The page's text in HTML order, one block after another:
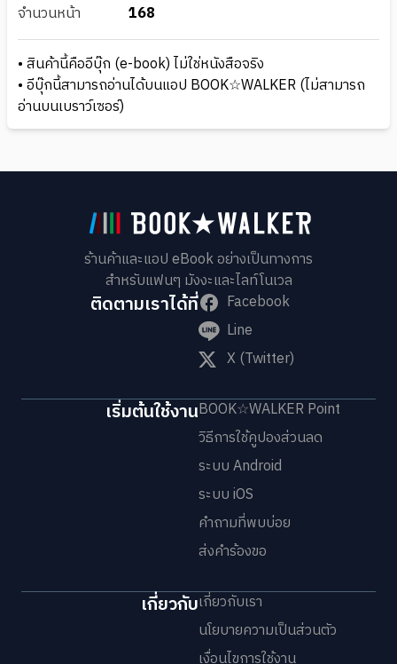
จำนวนหน้า
168
• สินค้านี้คืออีบุ๊ก (e-book) ไม่ใช่หนังสือจริง
• อีบุ๊กนี้สามารถอ่านได้บนแอป BOOK☆WALKER (ไม่สามารถ
อ่านบนเบราว์เซอร์)
ร้านค้าและแอป eBook อย่างเป็นทางการ
สำหรับแฟนๆ มังงะและไลท์โนเวล
ติดตามเราได้ที่
Facebook
Line
X (Twitter)
เริ่มต้นใช้งานBOOK☆WALKER Point
วิธีการใช้คูปองส่วนลด
ระบบ Android
ระบบ iOS
คำถามที่พบบ่อย
ส่งคำร้องขอ
เกี่ยวกับเกี่ยวกับเรา
นโยบายความเป็นส่วนตัว
เงื่อนไขการใช้งาน